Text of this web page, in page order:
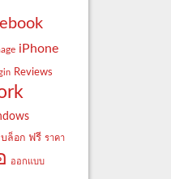
iPhone
Reviews
บล็อก ฟรี ราคา
ออกแบบ